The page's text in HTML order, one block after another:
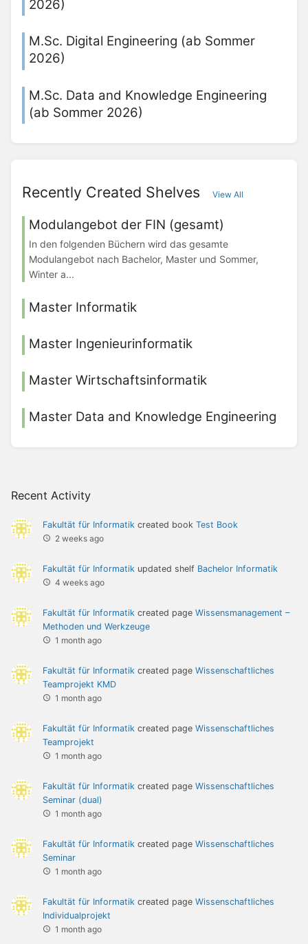
Recent Activity
Fakultät für Informatik created book Test Book
2 weeks ago
Fakultät für Informatik updated shelf Bachelor Informatik
4 weeks ago
Fakultät für Informatik created page Wissensmanagement –
Methoden und Werkzeuge
1 month ago
Fakultät für Informatik created page Wissenschaftliches
Teamprojekt KMD
1 month ago
Fakultät für Informatik created page Wissenschaftliches
Teamprojekt
1 month ago
Fakultät für Informatik created page Wissenschaftliches
Seminar (dual)
1 month ago
Fakultät für Informatik created page Wissenschaftliches
Seminar
1 month ago
Fakultät für Informatik created page Wissenschaftliches
Individualprojekt
1 month ago
2026)
M.Sc. Digital Engineering (ab Sommer
2026)
M.Sc. Data and Knowledge Engineering
(ab Sommer 2026)
Recently Created Shelves View All
Modulangebot der FIN (gesamt)
In den folgenden Büchern wird das gesamte
Modulangebot nach Bachelor, Master und Sommer,
Winter a...
Master Informatik
Master Ingenieurinformatik
Master Wirtschaftsinformatik
Master Data and Knowledge Engineering